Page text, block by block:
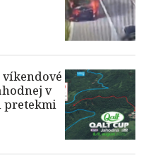
víkendové
v
pretekmi